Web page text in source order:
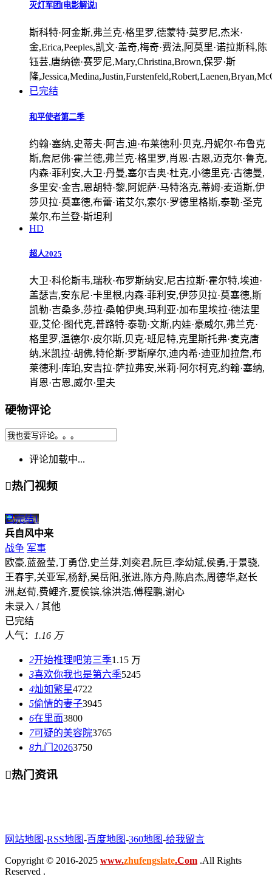
灭灯军团[电影解说]
斯科特·阿金斯,弗兰克·格里罗,德蒙特·莫罗尼,杰米·
金,Erica,Peeples,凯文·盖奇,梅奇·费法,阿莫里·诺拉斯科,陈
钰芸,唐纳德·赛罗尼,Mary,Christina,Brown,保罗·斯
隆
已完结
和平使者第二季
约翰·塞纳,史蒂夫·阿吉,迪·布莱德利·贝克,丹妮尔·布鲁克
斯,詹尼佛·霍兰德,弗兰克·格里罗,肖恩·古恩,迈克尔·鲁克,
内森·菲利安,大卫·丹曼,塞尔吉奥·杜克,小德里克·古德曼,
多里安·金吉,恩胡特·黎,阿妮萨·马特洛克,蒂姆·麦道斯,伊
莎贝拉·莫塞德,布蕾·诺艾尔,索尔·罗德里格斯,泰勒·圣克
莱尔,布兰登·斯坦利
HD
超人2025
大卫·科伦斯韦,瑞秋·布罗斯纳安,尼古拉斯·霍尔特,埃迪·
盖瑟吉,安东尼·卡里根,内森·菲利安,伊莎贝拉·莫塞德,斯
凯勒·吉桑多,莎拉·桑帕伊奥,玛利亚·加布里埃拉·德法里
亚,艾伦·图代克,普路特·泰勒·文斯,内娃·豪威尔,弗兰克·
格里罗,温德尔·皮尔斯,贝克·班尼特,克里斯托弗·麦克唐
纳,米凯拉·胡佛,特伦斯·罗斯摩尔,迪内希·迪亚加拉詹,布
莱德利·库珀,安吉拉·萨拉弗安,米莉·阿尔柯克,约翰·塞纳,
肖恩·古恩,威尔·里夫
硬物评论
评论加载中...
热门视频
已完结1
兵自风中来
战争 军事
欧豪,蓝盈莹,丁勇岱,史兰芽,刘奕君,阮巨,李幼斌,侯勇,于景骁,
王春宇,关亚军,杨舒,吴岳阳,张进,陈方舟,陈启杰,周德华,赵长
洲,赵荀,费鲤齐,夏侯镔,徐洪浩,傅程鹏,谢心
未录入 / 其他
已完结
人气：
1.16 万
2开始推理吧第三季1.15 万
3喜欢你我也是第六季5245
4灿如繁星4722
5偷情的妻子3945
6在里面3800
7可疑的美容院3765
8九门20263750
热门资讯
网站地图-RSS地图-百度地图-360地图-给我留言
Copyright © 2016-2025 www.zhufengslate.Com .All Rights
Reserved .